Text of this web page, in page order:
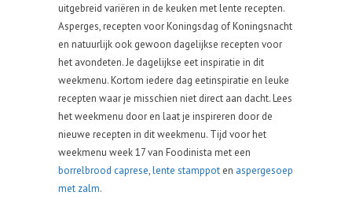
uitgebreid variëren in de keuken met lente recepten.
Asperges, recepten voor Koningsdag of Koningsnacht
en natuurlijk ook gewoon dagelijkse recepten voor
het avondeten. Je dagelijkse eet inspiratie in dit
weekmenu. Kortom iedere dag eetinspiratie en leuke
recepten waar je misschien niet direct aan dacht. Lees
het weekmenu door en laat je inspireren door de
nieuwe recepten in dit weekmenu. Tijd voor het
weekmenu week 17 van Foodinista met een
borrelbrood caprese,lente stamppot en aspergesoep
met zalm.